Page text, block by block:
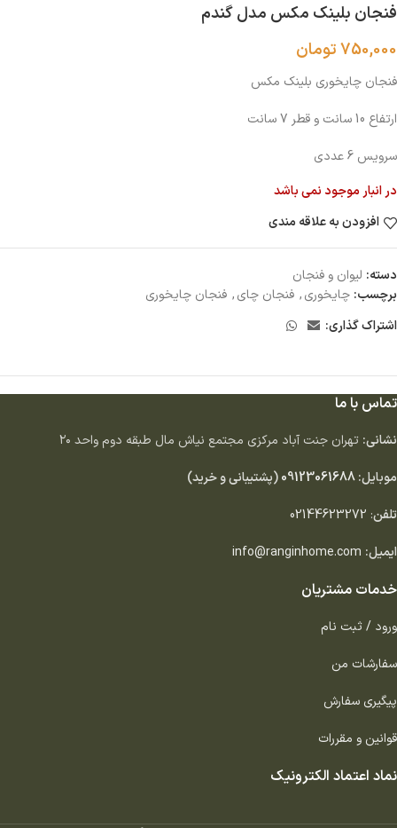
فنجان بلینک مکس مدل گندم
750,000تومان
فنجان چایخوری بلینک مکس
ارتفاع 10 سانت و قطر 7 سانت
سرویس 6 عددی
در انبار موجود نمی باشد
افزودن به علاقه مندی
دسته: ليوان و فنجان
برچسب: چایخوری, فنجان چای, فنجان چایخوری
اشتراک گذاری:
تماس با ما
نشانی: تهران جنت آباد مركزى مجتمع نياش مال طبقه دوم واحد ٢٠
موبایل:09123061688(پشتیبانی و خرید)
تلفن:
02144623272
ایمیل: info@ranginhome.com
خدمات مشتریان
ورود / ثبت نام
سفارشات من
پیگیری سفارش
قوانین و مقررات
نماد اعتماد الکترونیک